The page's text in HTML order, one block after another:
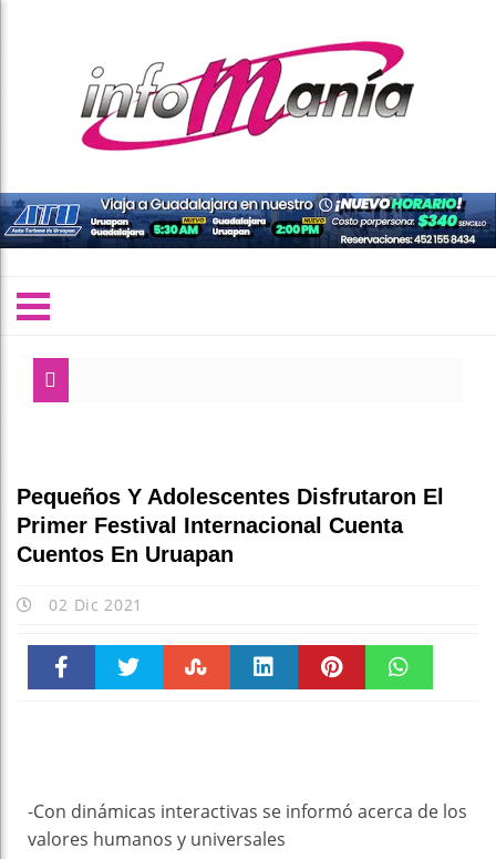
Pequeños Y Adolescentes Disfrutaron El
Primer Festival Internacional Cuenta
Cuentos En Uruapan
02 Dic 2021
-Con dinámicas interactivas se informó acerca de los
valores humanos y universales